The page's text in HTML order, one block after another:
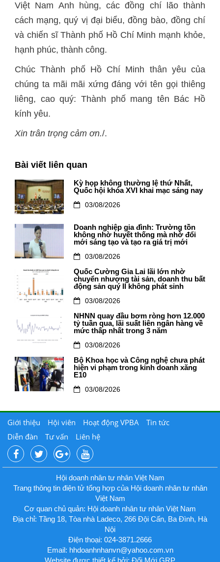
Việt Nam Anh hùng, các đồng chí lão thành
cách mạng, quý vị đại biểu, đồng bào, đồng chí
và chiến sĩ Thành phố Hồ Chí Minh mạnh khỏe,
hạnh phúc, thành công.
Chúc Thành phố Hồ Chí Minh thân yêu của
chúng ta mãi mãi xứng đáng với tên gọi thiêng
liêng, cao quý: Thành phố mang tên Bác Hồ
kính yêu.
Xin trân trọng cảm ơn./.
Bài viết liên quan
Kỳ họp không thường lệ thứ Nhất,
Quốc hội khóa XVI khai mạc sáng nay
03/08/2026
Doanh nghiệp gia đình: Trường tồn
không nhờ huyết thống mà nhờ đổi
mới sáng tạo và tạo ra giá trị mới
03/08/2026
Quốc Cường Gia Lai lãi lớn nhờ
chuyển nhượng tài sản, doanh thu bất
động sản quý II không phát sinh
03/08/2026
NHNN quay đầu bơm ròng hơn 12.000
tỷ tuần qua, lãi suất liên ngân hàng về
mức thấp nhất trong 3 năm
03/08/2026
Bộ Khoa học và Công nghệ chưa phát
hiện vi phạm trong kinh doanh xăng
E10
03/08/2026
Giới thiệu Hội viên Hoạt động VPBA
Tin tức
Diễn đàn
Tư vấn Liên hệ
Hội doanh nhân tư nhân Việt Nam
Trang thông tin điện tử tổng hợp của Hội doanh nhân tư nhân
Việt Nam
Cơ quan chủ quản: Hội doanh nhân tư nhân Việt Nam
Địa chỉ: Tầng 18, Tòa nhà Ladeco, 266 Đội Cấn, Ba Đình, Hà
Nội
Điện thoại: 024-3871.2666
Email: hhdoanhnhanvn@yahoo.com.vn
Website được thiết kế bởi: Đổi Mới GRP